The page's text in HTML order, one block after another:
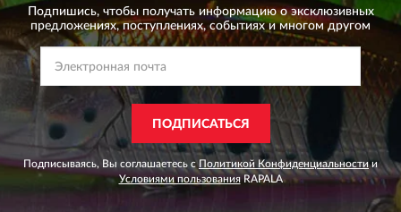
Подпишись, чтобы получать информацию о эксклюзивных
предложениях,поступлениях, событиях и многом другом
ПОДПИСАТЬСЯ
Подписываясь, Вы соглашаетесь сПолитикой Конфиденциальности и
Условиями пользованияRAPALA